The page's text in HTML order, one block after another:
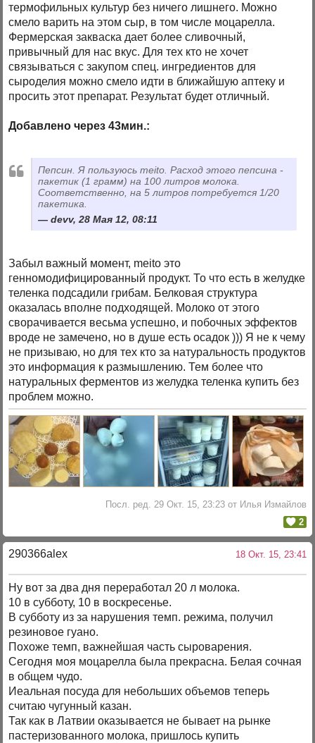
термофильных культур без ничего лишнего. Можно
смело варить на этом сыр, в том числе моцарелла.
Фермерская закваска дает более сливочный,
привычный для нас вкус. Для тех кто не хочет
связываться с закупом спец. ингредиентов для
сыроделия можно смело идти в ближайшую аптеку и
просить этот препарат. Результат будет отличный.
Добавлено через 43мин.:
Пепсин. Я пользуюсь meito. Расход этого пепсина -
пакетик (1 грамм) на 100 литров молока.
Соответственно, на 5 литров потребуется 1/20
пакетика.
devv, 28 Мая 12, 08:11
Забыл важный момент, meito это
генномодифицированный продукт. То что есть в желудке
теленка подсадили грибам. Белковая структура
оказалась вполне подходящей. Молоко от этого
сворачивается весьма успешно, и побочных эффектов
вроде не замечено, но в душе есть осадок ))) Я не к чему
не призываю, но для тех кто за натуральность продуктов
это информация к размышлению. Тем более что
натуральных ферментов из желудка теленка купить без
проблем можно.
Посл. ред. 29 Окт. 15, 23:23 от Илья Измайлов
2
290366alex 18 Окт. 15, 23:41
Ну вот за два дня переработал 20 л молока.
10 в субботу, 10 в воскресенье.
В субботу из за нарушения темп. режима, получил
резиновое гуано.
Похоже темп, важнейшая часть сыроварения.
Сегодня моя моцарелла была прекрасна. Белая сочная
в общем чудо.
Иеальная посуда для небольших объемов теперь
считаю чугунный казан.
Так как в Латвии оказывается не бывает на рынке
пастеризованного молока, пришлось купить